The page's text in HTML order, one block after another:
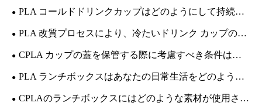
可能な包装を変えることができますか?
PLA コールドドリンクカップはどのようにして持続可
能な飲料包装を改善できるのでしょうか?
PLA 改質プロセスにより、冷たいドリンク カップの耐
摩耗性と光透過率をどのように最適化できるでしょうか?
CPLA カップの蓋を保管する際に考慮すべき条件は何
ですか?
PLA ランチボックスはあなたの日常生活をどのように
改善しますか?
CPLAのランチボックスにはどのような素材が使用され